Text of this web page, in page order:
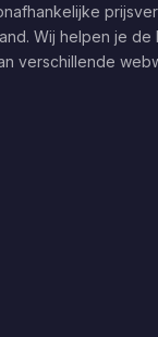
Wij helpen je de
verschillende